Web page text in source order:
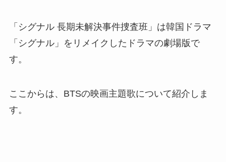
「シグナル 長期未解決事件捜査班」は韓国ドラマ
「シグナル」をリメイクしたドラマの劇場版で
す。
ここからは、BTSの映画主題歌について紹介しま
す。